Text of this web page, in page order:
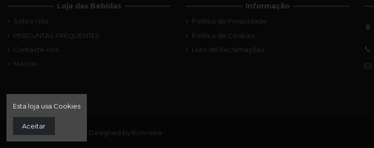
Loja das Bebidas
Sobre Nós
PERGUNTAS FREQUENTES
Contacte-nos
Marcas
Informação
Política de Privacidade
Política de Cookies
Livro de Reclamações
© 2022 Loja das Bebidas. Designed by Koncebe
Esta loja usa Cookies
Aceitar